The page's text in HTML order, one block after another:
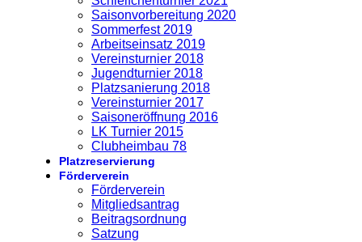
Saisonvorbereitung 2020
Sommerfest 2019
Arbeitseinsatz 2019
Vereinsturnier 2018
Jugendturnier 2018
Platzsanierung 2018
Vereinsturnier 2017
Saisoneröffnung 2016
LK Turnier 2015
Clubheimbau 78
Platzreservierung
Förderverein
Förderverein
Mitgliedsantrag
Beitragsordnung
Satzung